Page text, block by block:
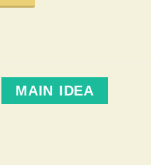
MAIN IDEA